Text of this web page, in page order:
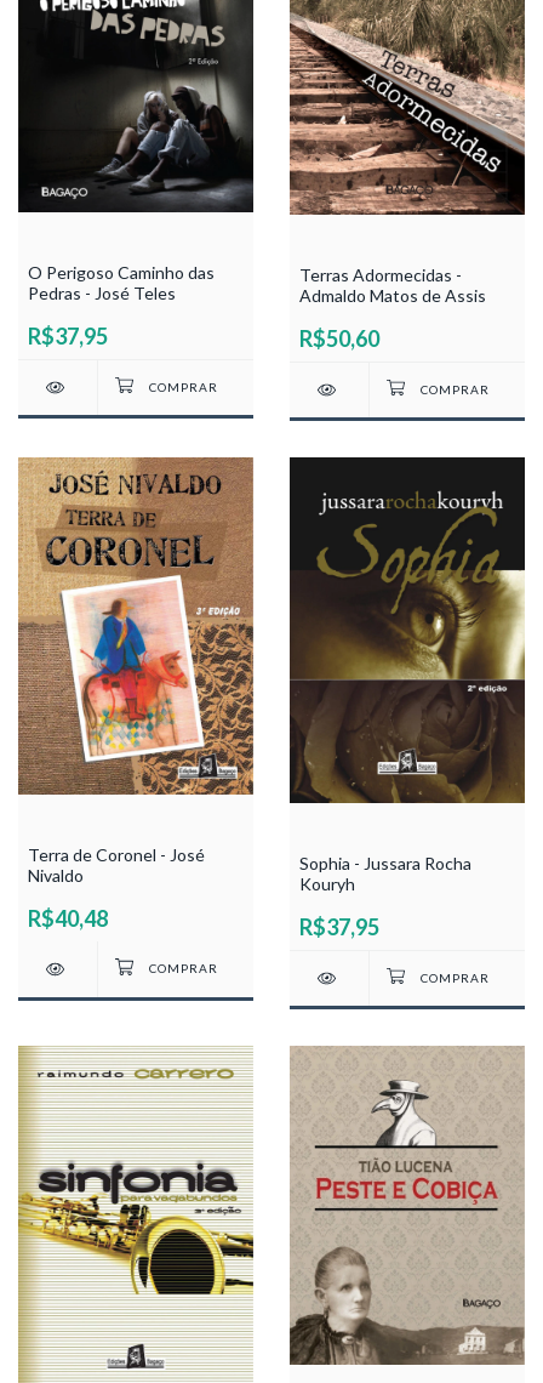
O Perigoso Caminho das
Pedras - José Teles
R$37,95
Terras Adormecidas -
Admaldo Matos de Assis
R$50,60
Terra de Coronel - José
Nivaldo
R$40,48
Sophia - Jussara Rocha
Kouryh
R$37,95